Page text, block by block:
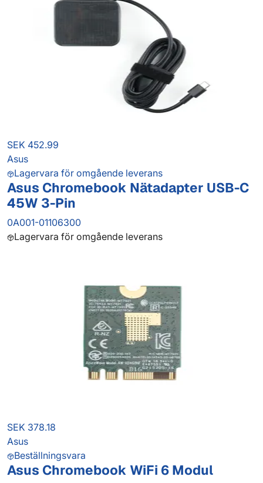
SEK 452.99
Asus
Lagervara för omgående leverans
Asus Chromebook Nätadapter USB-C
45W 3-Pin
0A001-01106300
Lagervara för omgående leverans
SEK 378.18
Asus
Beställningsvara
Asus Chromebook WiFi 6 Modul